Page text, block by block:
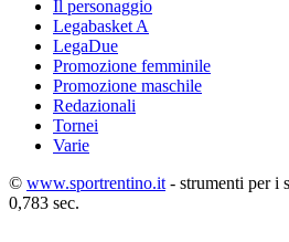
Il personaggio
Legabasket A
LegaDue
Promozione femminile
Promozione maschile
Redazionali
Tornei
Varie
© www.sportrentino.it - strumenti per i
0,783 sec.